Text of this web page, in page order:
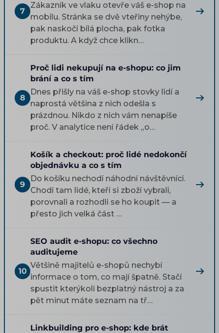
7
Zákazník ve vlaku otevře váš e-shop na
mobilu. Stránka se dvě vteřiny nehýbe,
pak naskočí bílá plocha, pak fotka
produktu. A když chce klikn…
8
Proč lidi nekupují na e-shopu: co jim
brání a co s tím
Dnes přišly na váš e-shop stovky lidí a
naprostá většina z nich odešla s
prázdnou. Nikdo z nich vám nenapíše
proč. V analytice není řádek „o…
9
Košík a checkout: proč lidé nedokončí
objednávku a co s tím
Do košíku nechodí náhodní návštěvníci.
Chodí tam lidé, kteří si zboží vybrali,
porovnali a rozhodli se ho koupit — a
přesto jich velká část …
10
SEO audit e-shopu: co všechno
auditujeme
Většině majitelů e-shopů nechybí
informace o tom, co mají špatně. Stačí
spustit kterýkoli bezplatný nástroj a za
pět minut máte seznam na tř…
Linkbuilding pro e-shop: kde brát